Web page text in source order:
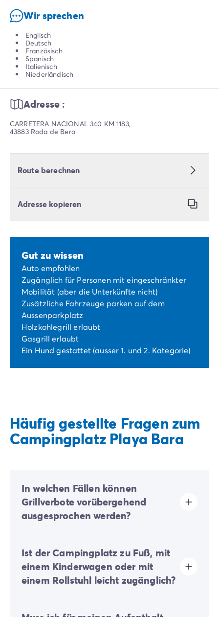
Wir sprechen
Englisch
Deutsch
Französisch
Spanisch
Italienisch
Niederländisch
Adresse :
CARRETERA NACIONAL 340 KM 1183,
43883 Roda de Bera
Route berechnen
Adresse kopieren
Gut zu wissen
Auto empfohlen
Zugänglich für Personen mit eingeschränkter
Mobilität (aber die Unterkünfte nicht)
Zusätzliche Fahrzeuge parken auf dem
Aussenparkplatz
Holzkohlegrill erlaubt
Gasgrill erlaubt
Ein Hund gestattet (ausser 1. und 2. Kategorie)
Häufig gestellte Fragen zum
Campingplatz Playa Bara
In welchen Fällen können
Grillverbote vorübergehend
ausgesprochen werden?
vorübergehende Grillverbote erlassen werden.
In Zeiten großer Hitze, anhaltender Trockenheit oder
starkem Wind können die lokalen Behörden die
Nutzung von Grills untersagen, um die Sicherheit aller
Ist der Campingplatz zu Fuß, mit
einem Kinderwagen oder mit
einem Rollstuhl leicht zugänglich?